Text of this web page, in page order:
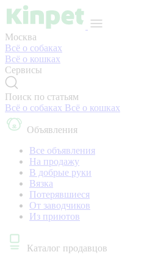
Москва
Всё о собаках
Всё о кошках
Сервисы
Поиск по статьям
Всё о собаках Всё о кошках
Объявления
Все объявления
На продажу
В добрые руки
Вязка
Потерявшиеся
От заводчиков
Из приютов
Каталог продавцов